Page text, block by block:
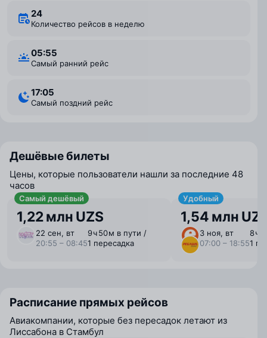
24
Количество рейсов в неделю
05:55
Самый ранний рейс
17:05
Самый поздний рейс
Дешёвые билеты
Цены, которые пользователи нашли за последние 48
часов
Самый дешёвый
1,22 млн UZS
22 сен, вт
20:55 – 08:45
9 ⁠ч 50 ⁠м в пути /
1 пересадка
Удобный
1,54 млн
3 ноя, вт
07:00 – 18:55
8 ⁠ч
1
Расписание прямых рейсов
Авиакомпании, которые без пересадок летают из
Лиссабона в Стамбул